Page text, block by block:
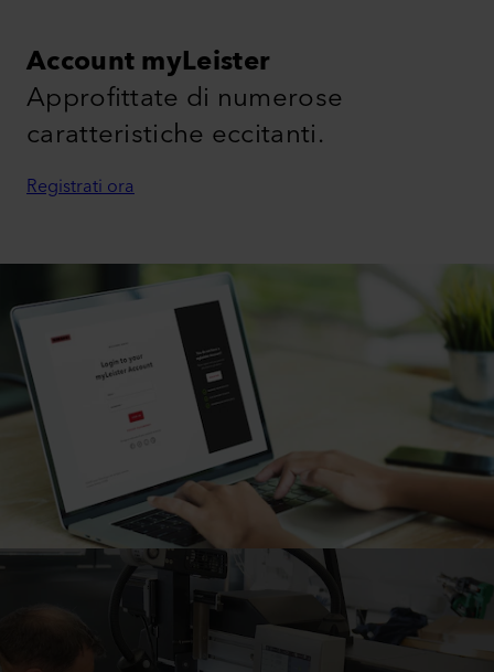
Account myLeister
Approfittate di numerose
caratteristiche eccitanti.
Registrati ora